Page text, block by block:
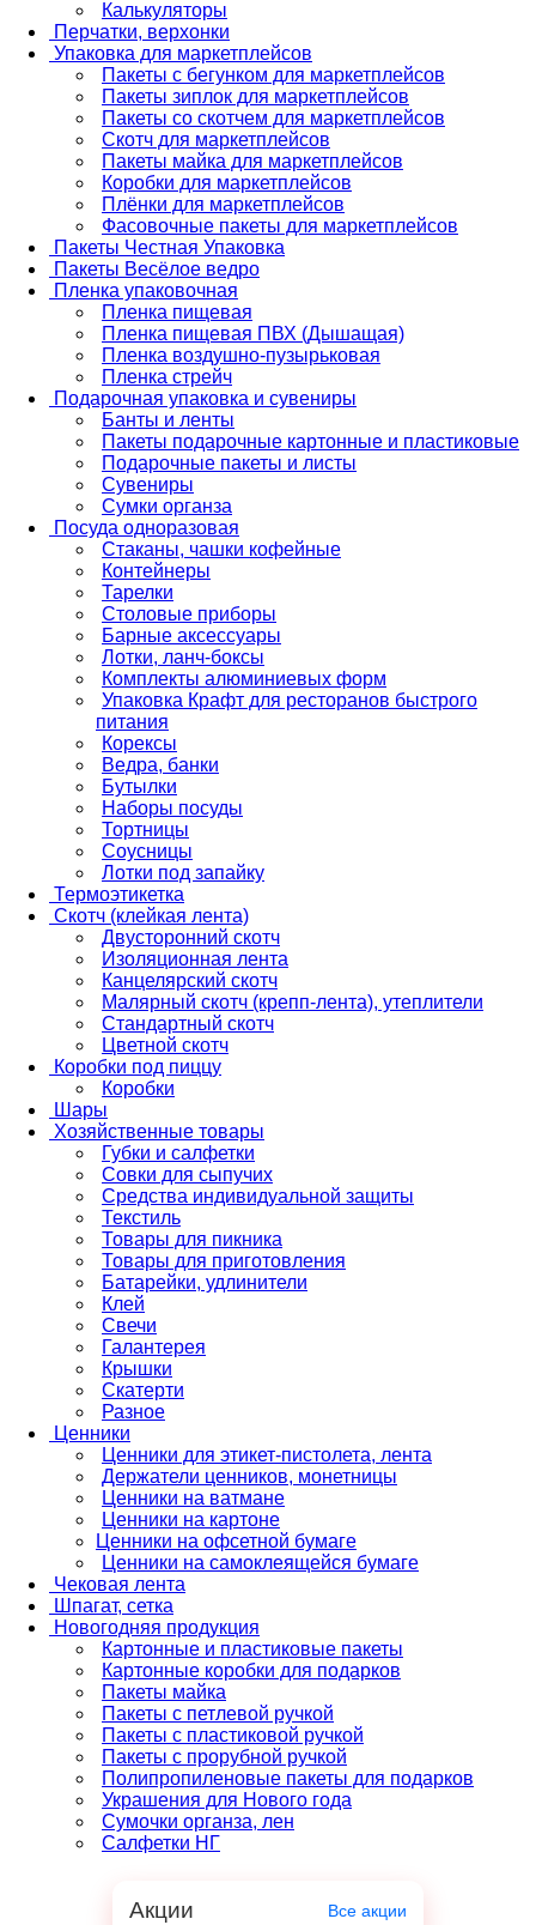
Калькуляторы
Перчатки, верхонки
Упаковка для маркетплейсов
Пакеты с бегунком для маркетплейсов
Пакеты зиплок для маркетплейсов
Пакеты со скотчем для маркетплейсов
Скотч для маркетплейсов
Пакеты майка для маркетплейсов
Коробки для маркетплейсов
Плёнки для маркетплейсов
Фасовочные пакеты для маркетплейсов
Пакеты Честная Упаковка
Пакеты Весёлое ведро
Пленка упаковочная
Пленка пищевая
Пленка пищевая ПВХ (Дышащая)
Пленка воздушно-пузырьковая
Пленка стрейч
Подарочная упаковка и сувениры
Банты и ленты
Пакеты подарочные картонные и пластиковые
Подарочные пакеты и листы
Сувениры
Сумки органза
Посуда одноразовая
Стаканы, чашки кофейные
Контейнеры
Тарелки
Столовые приборы
Барные аксессуары
Лотки, ланч-боксы
Комплекты алюминиевых форм
Упаковка Крафт для ресторанов быстрого
питания
Корексы
Ведра, банки
Бутылки
Наборы посуды
Тортницы
Соусницы
Лотки под запайку
Термоэтикетка
Скотч (клейкая лента)
Двусторонний скотч
Изоляционная лента
Канцелярский скотч
Малярный скотч (крепп-лента), утеплители
Стандартный скотч
Цветной скотч
Коробки под пиццу
Коробки
Шары
Хозяйственные товары
Губки и салфетки
Совки для сыпучих
Средства индивидуальной защиты
Текстиль
Товары для пикника
Товары для приготовления
Батарейки, удлинители
Клей
Свечи
Галантерея
Крышки
Скатерти
Разное
Ценники
Ценники для этикет-пистолета, лента
Держатели ценников, монетницы
Ценники на ватмане
Ценники на картоне
Ценники на офсетной бумаге
Ценники на самоклеящейся бумаге
Чековая лента
Шпагат, сетка
Новогодняя продукция
Картонные и пластиковые пакеты
Картонные коробки для подарков
Пакеты майка
Пакеты с петлевой ручкой
Пакеты с пластиковой ручкой
Пакеты с прорубной ручкой
Полипропиленовые пакеты для подарков
Украшения для Нового года
Сумочки органза, лен
Салфетки НГ
Акции Все акции